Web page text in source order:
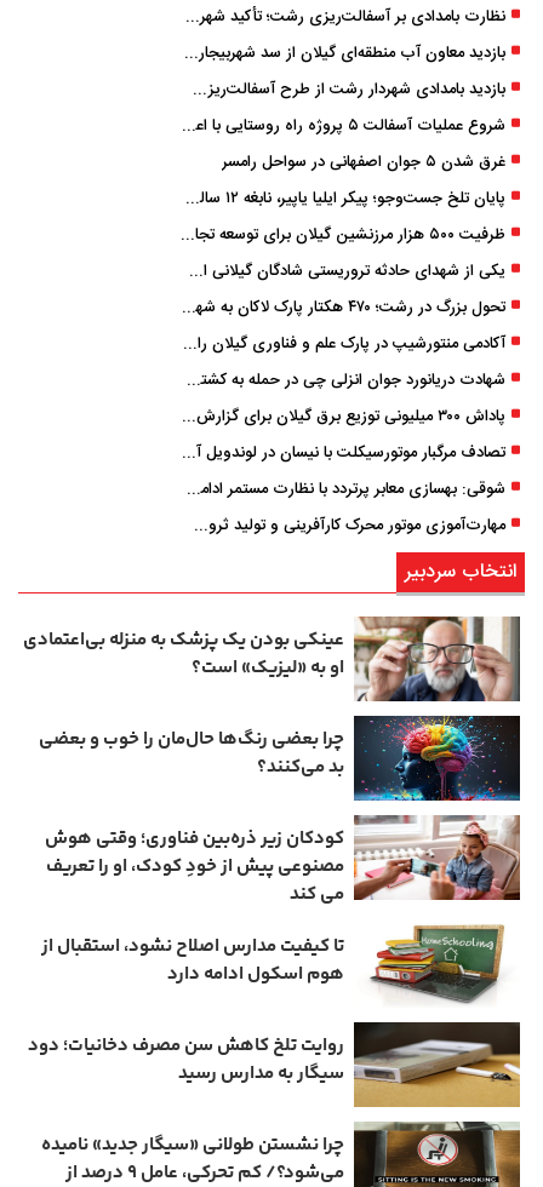
نظارت بامدادی بر آسفالت‌ریزی رشت؛ تأکید شهردار و بازرس کل بر کیفیت اجرای پروژه‌ها
بازدید معاون آب منطقه‌ای گیلان از سد شهربیجار برای تداوم تأمین آب شرب استان
بازدید بامدادی شهردار رشت از طرح آسفالت‌ریزی گسترده در مناطق پنج‌گانه
شروع عملیات آسفالت ۵ پروژه راه ‌روستایی با اعتبار ۳۷۰ میلیاردی در گیلان
غرق شدن ۵ جوان اصفهانی در سواحل رامسر
پایان تلخ جست‌وجو؛ پیکر ایلیا یاپیر، نابغه ۱۲ ساله لاهیجانی پیدا شد
ظرفیت ۵۰۰ هزار مرزنشین گیلان برای توسعه تجارت فعال می‌شود
یکی از شهدای حادثه تروریستی شادگان گیلانی است/ شهادت «سینا سیاه‌ نژاد» در درگیری با اشرار مسلح
تحول بزرگ در رشت؛ ۴۷۰ هکتار پارک لاکان به شهر ملحق می‌شود/ انتقال سند به‌ زودی
آکادمی منتورشیپ در پارک علم و فناوری گیلان راه‌اندازی شد
شهادت دریانورد جوان انزلی چی در حمله به کشتی تجاری در دریای کاسپین
پاداش ۳۰۰ میلیونی توزیع برق گیلان برای گزارش ماینرهای غیرمجاز
تصادف مرگبار موتورسیکلت با نیسان در لوندویل آستارا/ انتقال مصدوم با اورژانس هوایی به رشت
شوقی: بهسازی معابر پرتردد با نظارت مستمر ادامه دارد
مهارت‌آموزی موتور محرک کارآفرینی و تولید ثروت است
انتخاب سردبیر
عینکی‌ بودن یک پزشک به منزله بی‌اعتمادی
او به «لیزیک» است؟
چرا بعضی رنگ‌ها حال‌مان را خوب و بعضی
بد می‌کنند؟
کودکان زیر ذره‌بین فناوری؛ وقتی هوش
مصنوعی پیش از خودِ کودک، او را تعریف
می ‌کند
تا کیفیت مدارس اصلاح نشود، استقبال از
هوم ‌اسکول ادامه دارد
روایت تلخ کاهش سن مصرف دخانیات؛ دود
سیگار به مدارس رسید
چرا نشستن طولانی «سیگار جدید» نامیده
می‌شود؟/ کم‌ تحرکی، عامل ۹ درصد از